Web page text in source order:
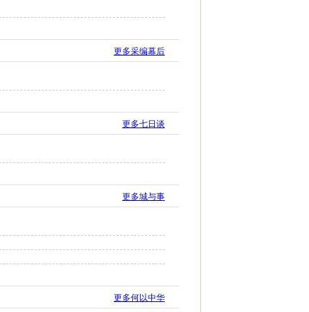
更多采编幕后
更多七日谈
更多城与事
更多何以中华